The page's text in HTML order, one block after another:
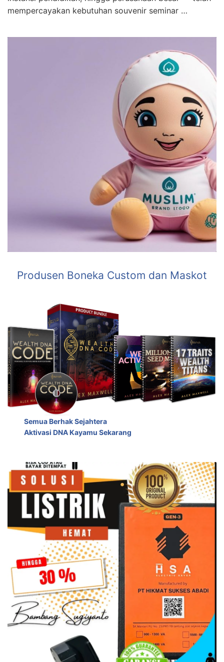
mempercayakan kebutuhan souvenir seminar …
Produsen Boneka Custom dan Maskot
Semua Berhak Sejahtera
Aktivasi DNA Kayamu Sekarang